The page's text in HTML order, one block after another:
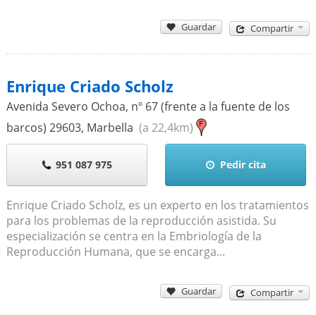
Guardar Compartir
Enrique Criado Scholz
Avenida Severo Ochoa, nº 67 (frente a la fuente de los
barcos) 29603, Marbella (a 22,4km)
951 087 975 Pedir cita
Enrique Criado Scholz, es un experto en los tratamientos
para los problemas de la reproducción asistida. Su
especialización se centra en la Embriología de la
Reproducción Humana, que se encarga...
Guardar Compartir